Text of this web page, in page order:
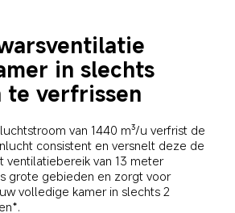
in slechts
te verfrissen
van 1440 m³/u verfrist de
consistent en versnelt deze de
ventilatiebereik van 13 meter
grote gebieden en zorgt voor
volledige kamer in slechts 2